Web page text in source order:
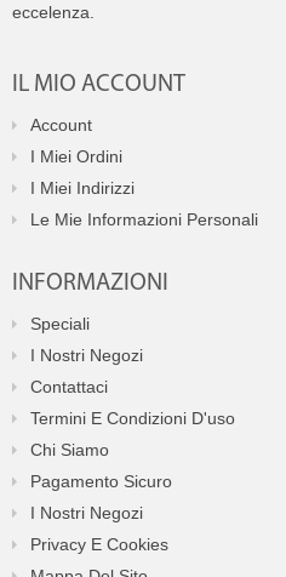
eccelenza.
IL MIO ACCOUNT
Account
I Miei Ordini
I Miei Indirizzi
Le Mie Informazioni Personali
INFORMAZIONI
Speciali
I Nostri Negozi
Contattaci
Termini E Condizioni D'uso
Chi Siamo
Pagamento Sicuro
I Nostri Negozi
Privacy E Cookies